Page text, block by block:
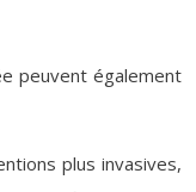
peuvent également
plus invasives,